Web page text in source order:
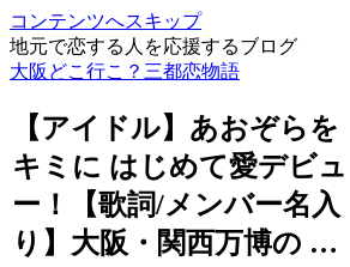
コンテンツへスキップ
地元で恋する人を応援するブログ
大阪どこ行こ？三都恋物語
【アイドル】あおぞらを
キミに はじめて愛デビュ
ー！【歌詞/メンバー名入
り】 大阪 ・関西万博の …